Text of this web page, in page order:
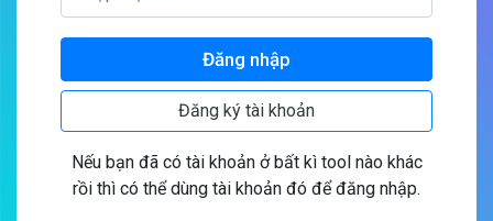
Nếu bạn đã có tài khoản ở bất kì tool nào khác
rồi thì có thể dùng tài khoản đó để đăng nhập.